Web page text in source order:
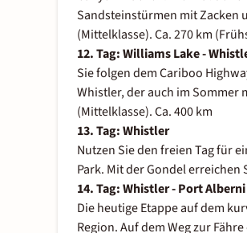
Sandsteinstürmen mit Zacken
(Mittelklasse). Ca. 270 km
12. Tag: Williams Lake -
Sie folgen dem Cariboo
Whistler, der auch im Sommer
(Mittelklasse). Ca. 400 km
13. Tag:Whistler
Nutzen Sie den freien Tag für
Park. Mit der Gondel
14. Tag: Whistler - Port Alberni
Die heutige Etappe auf dem
Region. Auf dem Weg zur